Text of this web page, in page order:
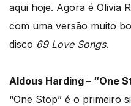
aqui hoje. Agora é Olivia
com uma versão muito
disco 69 Love Songs.
Aldous Harding – “One
“One Stop” é o primeiro